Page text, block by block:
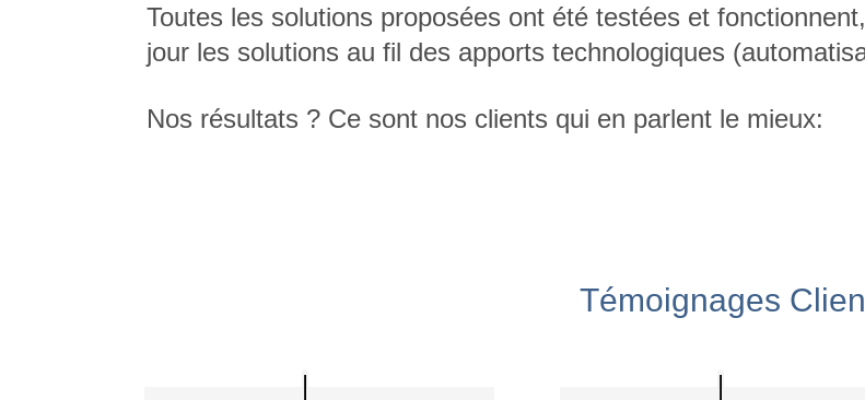
Toutes les solutions proposées ont été testées et
jour les solutions au fil des apports technologiques
Nos résultats ? Ce sont nos clients qui en parlent le mieux:
Témoignages